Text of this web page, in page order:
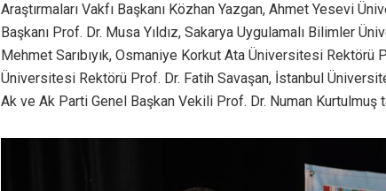
Araştırmaları Vakfı Başkanı Közhan Yazgan, Ahmet Yesevi
Başkanı Prof. Dr. Musa Yıldız, Sakarya Uygulamalı Bilimler
Mehmet Sarıbıyık, Osmaniye Korkut Ata Üniversitesi Rektörü
Üniversitesi Rektörü Prof. Dr. Fatih Savaşan, İstanbul
Ak ve Ak Parti Genel Başkan Vekili Prof. Dr. Numan Kurtulmuş